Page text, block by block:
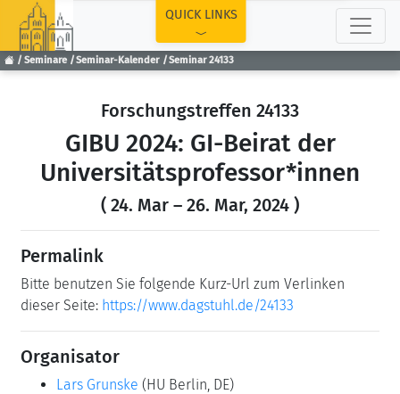
Seminare Seminar-Kalender Seminar 24133
QUICK LINKS
Forschungstreffen 24133
GIBU 2024: GI-Beirat der
Universitätsprofessor*innen
( 24. Mar – 26. Mar, 2024 )
Permalink
Bitte benutzen Sie folgende Kurz-Url zum Verlinken
dieser Seite: https://www.dagstuhl.de/24133
Organisator
Lars Grunske (HU Berlin, DE)